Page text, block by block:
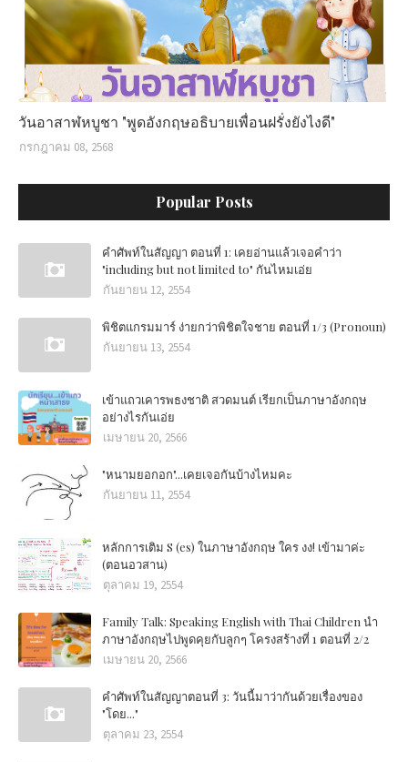
วันอาสาฬหบูชา "พูดอังกฤษอธิบายเพื่อนฝรั่งยังไงดี"
กรกฎาคม 08, 2568
Popular Posts
คำศัพท์ในสัญญา ตอนที่ 1: เคยอ่านแล้วเจอคำว่า
"including but not limited to" กันไหมเอ่ย
กันยายน 12, 2554
พิชิตแกรมมาร์ ง่ายกว่าพิชิตใจชาย ตอนที่ 1/3 (Pronoun)
กันยายน 13, 2554
เข้าแถวเคารพธงชาติ สวดมนต์ เรียกเป็นภาษาอังกฤษ
อย่างไรกันเอ่ย
เมษายน 20, 2566
"หนามยอกอก"...เคยเจอกันบ้างไหมคะ
กันยายน 11, 2554
หลักการเติม S (es) ในภาษาอังกฤษ ใคร งง! เข้ามาค่ะ
(ตอนอวสาน)
ตุลาคม 19, 2554
Family Talk: Speaking English with Thai Children นำ
ภาษาอังกฤษไปพูดคุยกับลูกๆ โครงสร้างที่ 1 ตอนที่ 2/2
เมษายน 20, 2566
คำศัพท์ในสัญญาตอนที่ 3: วันนี้มาว่ากันด้วยเรื่องของ
"โดย..."
ตุลาคม 23, 2554